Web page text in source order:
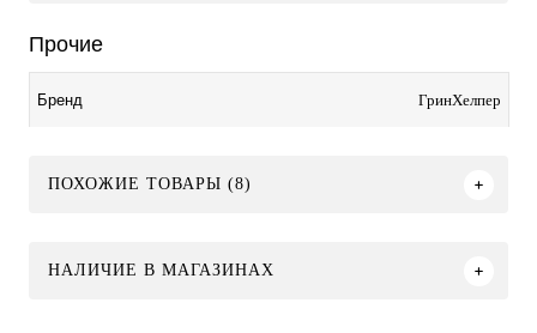
Прочие
Бренд ГринХелпер
ПОХОЖИЕ ТОВАРЫ (8)
НАЛИЧИЕ В МАГАЗИНАХ